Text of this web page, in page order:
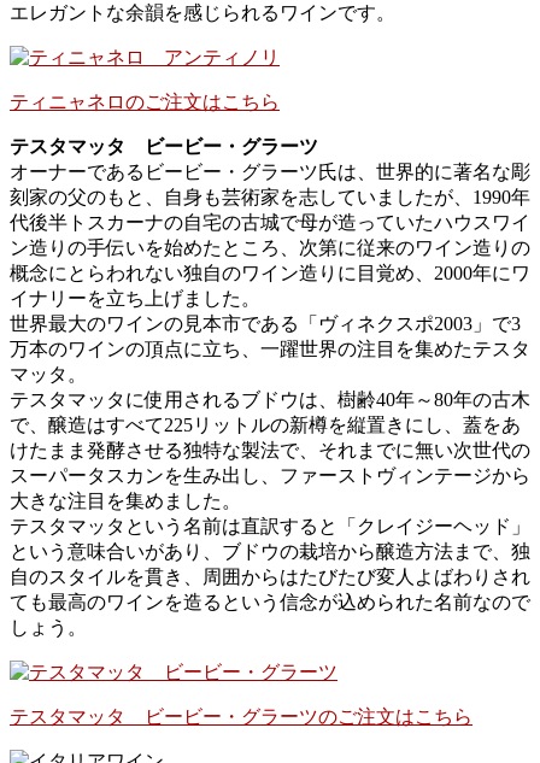
エレガントな余韻を感じられるワインです。
ティニャネロのご注文はこちら
テスタマッタ ビービー・グラーツ
オーナーであるビービー・グラーツ氏は、世界的に著名な彫
刻家の父のもと、自身も芸術家を志していましたが、1990年
代後半トスカーナの自宅の古城で母が造っていたハウスワイ
ン造りの手伝いを始めたところ、次第に従来のワイン造りの
概念にとらわれない独自のワイン造りに目覚め、2000年にワ
イナリーを立ち上げました。
世界最大のワインの見本市である「ヴィネクスポ2003」で3
万本のワインの頂点に立ち、一躍世界の注目を集めたテスタ
マッタ。
テスタマッタに使用されるブドウは、樹齢40年～80年の古木
で、醸造はすべて225リットルの新樽を縦置きにし、蓋をあ
けたまま発酵させる独特な製法で、それまでに無い次世代の
スーパータスカンを生み出し、ファーストヴィンテージから
大きな注目を集めました。
テスタマッタという名前は直訳すると「クレイジーヘッド」
という意味合いがあり、ブドウの栽培から醸造方法まで、独
自のスタイルを貫き、周囲からはたびたび変人よばわりされ
ても最高のワインを造るという信念が込められた名前なので
しょう。
テスタマッタ ビービー・グラーツのご注文はこちら